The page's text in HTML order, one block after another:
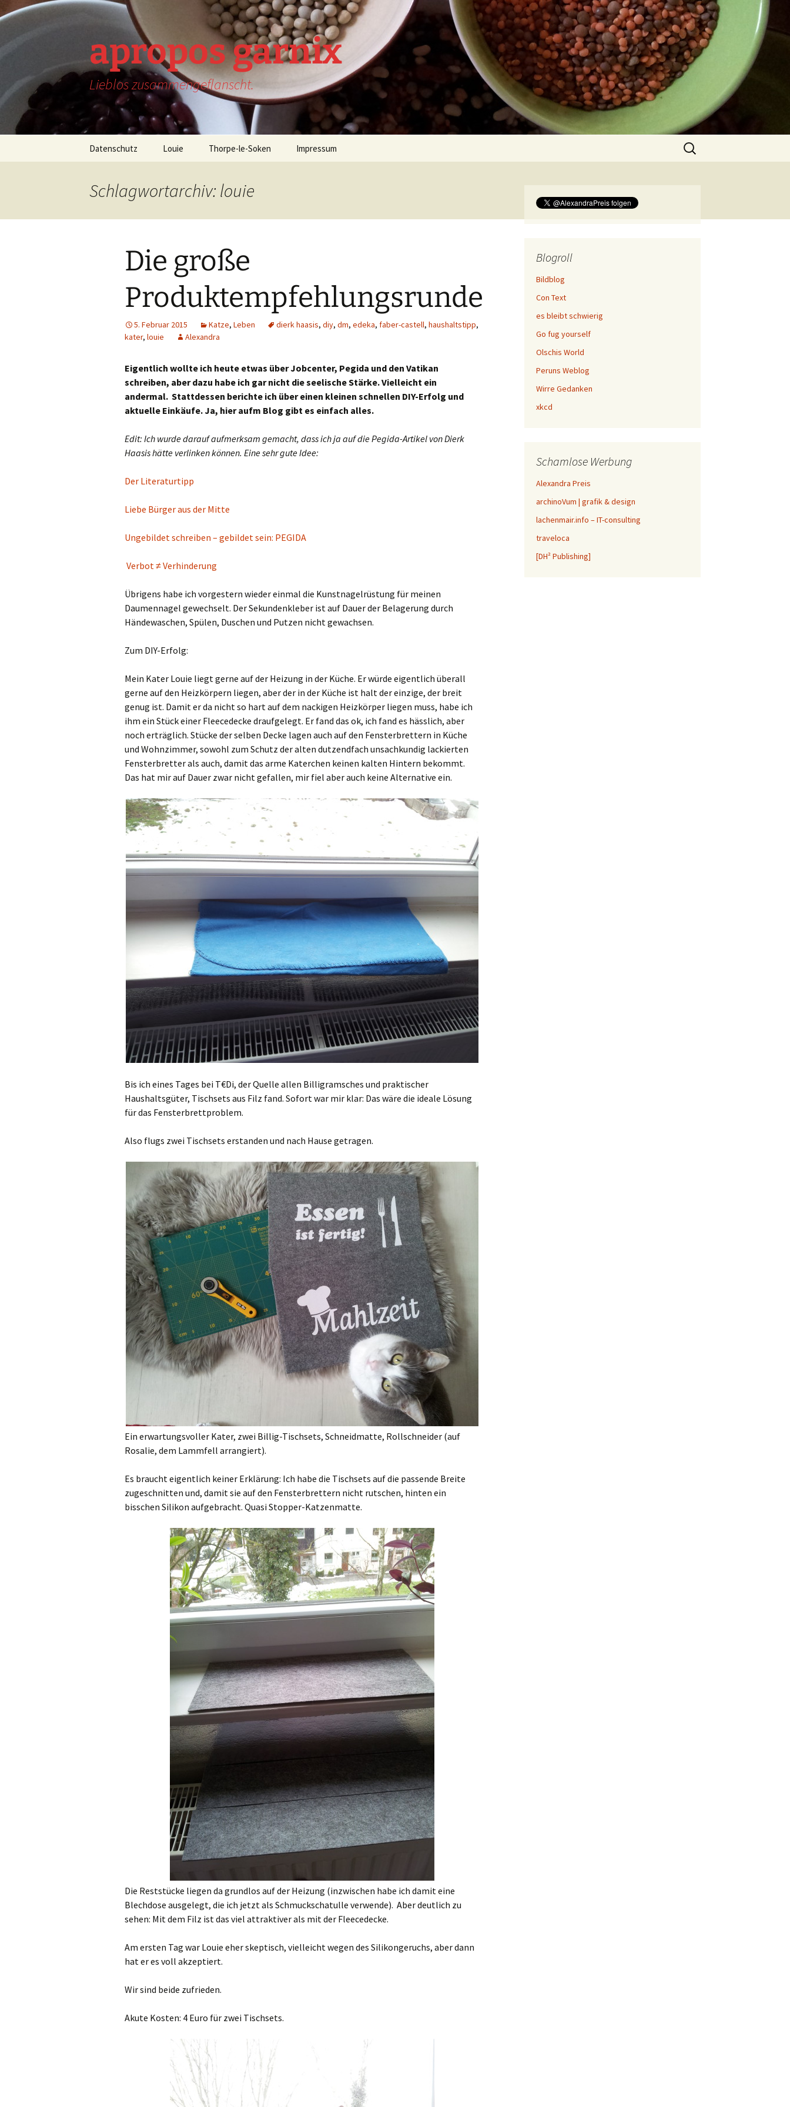
Zum
Inhalt
springen
apropos garnix
Lieblos zusammengeflanscht.
Datenschutz Louie Thorpe-le-Soken Impressum
Suchen
nach:
Schlagwortarchiv: louie
Die große
Produktempfehlungsrunde
5. Februar 2015 Katze, Leben dierk haasis, diy, dm, edeka, faber-castell, haushaltstipp,
kater, louie Alexandra
Eigentlich wollte ich heute etwas über Jobcenter, Pegida und den Vatikan
schreiben, aber dazu habe ich gar nicht die seelische Stärke. Vielleicht ein
andermal. Stattdessen berichte ich über einen kleinen schnellen DIY-Erfolg und
aktuelle Einkäufe. Ja, hier aufm Blog gibt es einfach alles.
Edit: Ich wurde darauf aufmerksam gemacht, dass ich ja auf die Pegida-Artikel von Dierk
Haasis hätte verlinken können. Eine sehr gute Idee:
Der Literaturtipp
Liebe Bürger aus der Mitte
Ungebildet schreiben – gebildet sein: PEGIDA
Verbot ≠ Verhinderung
Übrigens habe ich vorgestern wieder einmal die Kunstnagelrüstung für meinen
Daumennagel gewechselt. Der Sekundenkleber ist auf Dauer der Belagerung durch
Händewaschen, Spülen, Duschen und Putzen nicht gewachsen.
Zum DIY-Erfolg:
Mein Kater Louie liegt gerne auf der Heizung in der Küche. Er würde eigentlich überall
gerne auf den Heizkörpern liegen, aber der in der Küche ist halt der einzige, der breit
genug ist. Damit er da nicht so hart auf dem nackigen Heizkörper liegen muss, habe ich
ihm ein Stück einer Fleecedecke draufgelegt. Er fand das ok, ich fand es hässlich, aber
noch erträglich. Stücke der selben Decke lagen auch auf den Fensterbrettern in Küche
und Wohnzimmer, sowohl zum Schutz der alten dutzendfach unsachkundig lackierten
Fensterbretter als auch, damit das arme Katerchen keinen kalten Hintern bekommt.
Das hat mir auf Dauer zwar nicht gefallen, mir fiel aber auch keine Alternative ein.
Bis ich eines Tages bei T€Di, der Quelle allen Billigramsches und praktischer
Haushaltsgüter, Tischsets aus Filz fand. Sofort war mir klar: Das wäre die ideale Lösung
für das Fensterbrettproblem.
Also flugs zwei Tischsets erstanden und nach Hause getragen.
Ein erwartungsvoller Kater, zwei Billig-Tischsets, Schneidmatte, Rollschneider (auf
Rosalie, dem Lammfell arrangiert).
Es braucht eigentlich keiner Erklärung: Ich habe die Tischsets auf die passende Breite
zugeschnitten und, damit sie auf den Fensterbrettern nicht rutschen, hinten ein
bisschen Silikon aufgebracht. Quasi Stopper-Katzenmatte.
Die Reststücke liegen da grundlos auf der Heizung (inzwischen habe ich damit eine
Blechdose ausgelegt, die ich jetzt als Schmuckschatulle verwende). Aber deutlich zu
sehen: Mit dem Filz ist das viel attraktiver als mit der Fleecedecke.
Am ersten Tag war Louie eher skeptisch, vielleicht wegen des Silikongeruchs, aber dann
hat er es voll akzeptiert.
Wir sind beide zufrieden.
Akute Kosten: 4 Euro für zwei Tischsets.
Blogroll
Bildblog
Con Text
es bleibt schwierig
Go fug yourself
Olschis World
Peruns Weblog
Wirre Gedanken
xkcd
Schamlose Werbung
Alexandra Preis
archinoVum | grafik & design
lachenmair.info – IT-consulting
traveloca
[DH² Publishing]